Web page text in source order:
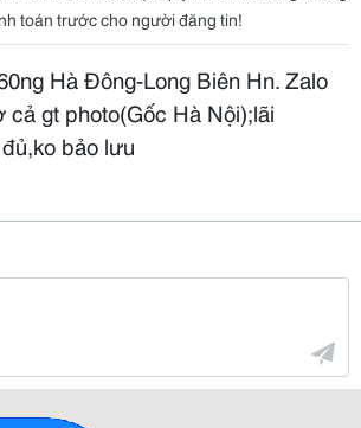
toán trước cho người đăng tin!
Hà Đông-Long Biên Hn. Zalo
cả gt photo(Gốc Hà Nội);lãi
bảo lưu